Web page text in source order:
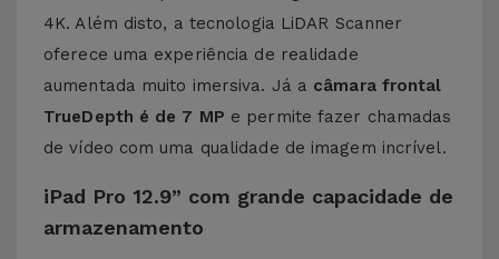
4K. Além disto, a tecnologia LiDAR Scanner
oferece uma experiência de realidade
aumentada muito imersiva. Já a câmara frontal
TrueDepth é de 7 MP e permite fazer chamadas
de vídeo com uma qualidade de imagem incrível.
iPad Pro 12.9” com grande capacidade de
armazenamento